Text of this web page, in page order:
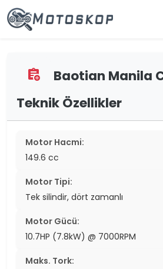
assignment_add
Baotian Manila
Teknik Özellikler
Motor Hacmi:
149.6 cc
Motor Tipi:
Tek silindir, dört zamanlı
Motor Gücü:
10.7HP (7.8kW) @ 7000RPM
Maks. Tork: